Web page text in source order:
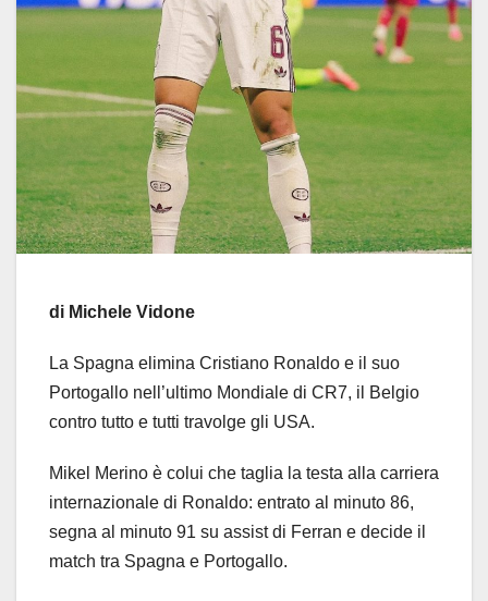
di Michele Vidone
La Spagna elimina Cristiano Ronaldo e il suo
Portogallo nell’ultimo Mondiale di CR7, il Belgio
contro tutto e tutti travolge gli USA.
Mikel Merino è colui che taglia la testa alla carriera
internazionale di Ronaldo: entrato al minuto 86,
segna al minuto 91 su assist di Ferran e decide il
match tra Spagna e Portogallo.